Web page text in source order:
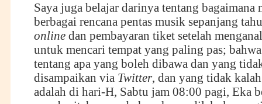
Saya juga belajar darinya tentang bagaimana
berbagai rencana pentas musik sepanjang
onlinedan pembayaran tiket setelah
untuk mencari tempat yang paling pas;
tentang apa yang boleh dibawa dan yang
disampaikan via Twitter, dan yang tidak
adalah di hari-H, Sabtu jam 08:00 pagi, Eka